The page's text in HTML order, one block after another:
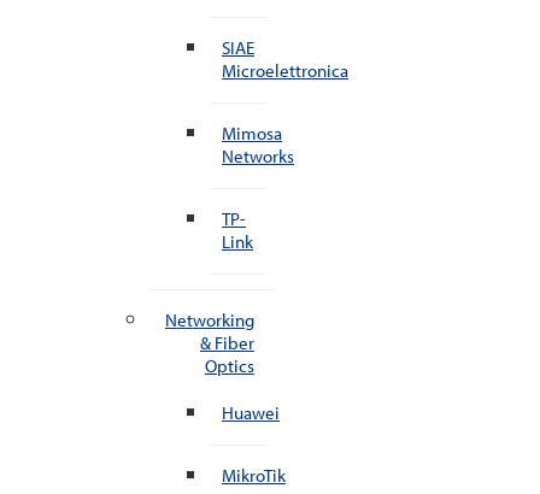
SIAE
Microelettronica
Mimosa
Networks
TP-
Link
Networking
& Fiber
Optics
Huawei
MikroTik